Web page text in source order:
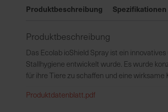
der
springen
Produktbeschreibung Spezifikationen
Produktbeschreibung
Das Ecolab ioShield Spray ist ein
Stallhygiene entwickelt wurde. Es wurde
für ihre Tiere zu schaffen und eine
Produktdatenblatt.pdf